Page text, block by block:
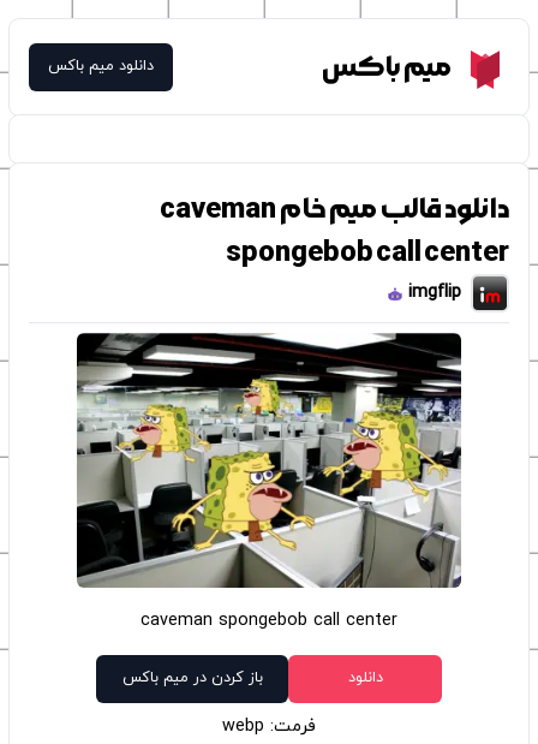
Meme Boxمیم باکس دانلود میم باکس
دانلود قالب میم خام caveman
spongebob call center
imgflip
caveman spongebob call center
دانلود باز کردن در میم باکس
فرمت: webp